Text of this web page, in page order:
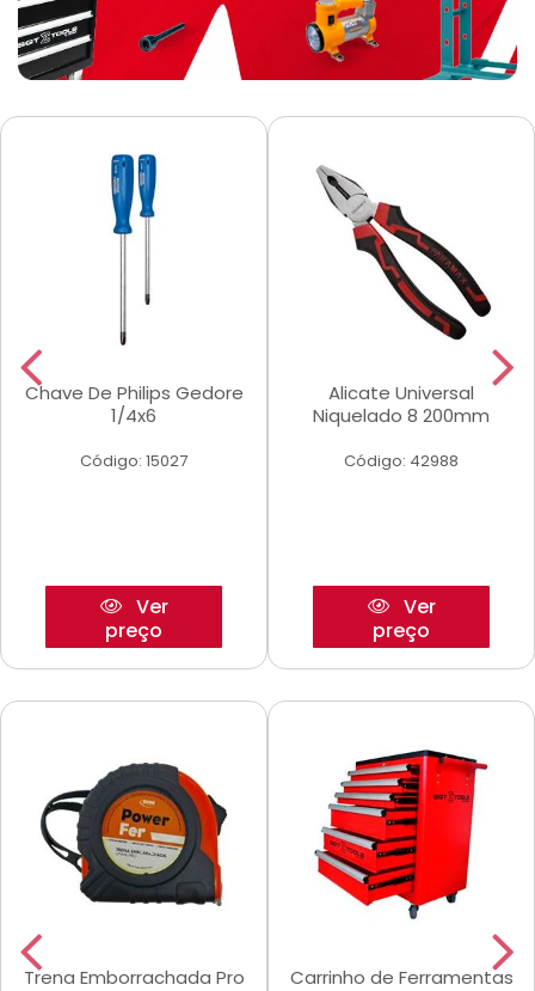
Chave De Philips Gedore
1/4x6
Código: 15027
Ver
preço
Alicate Universal
Niquelado 8 200mm
Código: 42988
Ver
preço
Trena Emborrachada Pro
Carrinho de Ferramentas